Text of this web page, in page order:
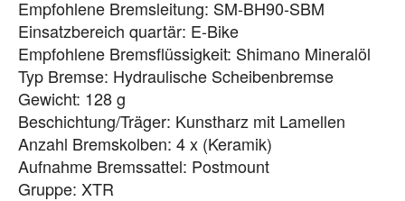
Empfohlene Bremsleitung: SM-BH90-SBM
Einsatzbereich quartär: E-Bike
Empfohlene Bremsflüssigkeit: Shimano Mineralöl
Typ Bremse: Hydraulische Scheibenbremse
Gewicht: 128 g
Beschichtung/Träger: Kunstharz mit Lamellen
Anzahl Bremskolben: 4 x (Keramik)
Aufnahme Bremssattel: Postmount
Gruppe: XTR